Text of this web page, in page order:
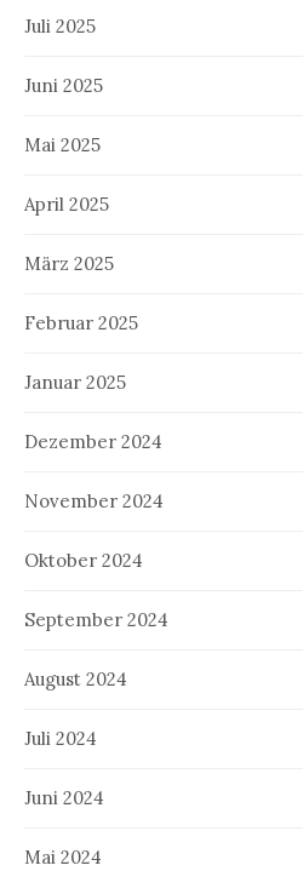
Juli 2025
Juni 2025
Mai 2025
April 2025
März 2025
Februar 2025
Januar 2025
Dezember 2024
November 2024
Oktober 2024
September 2024
August 2024
Juli 2024
Juni 2024
Mai 2024